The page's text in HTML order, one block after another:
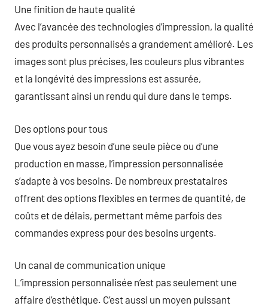
Une finition de haute qualité
Avec l’avancée des technologies d’impression, la qualité
des produits personnalisés a grandement amélioré. Les
images sont plus précises, les couleurs plus vibrantes
et la longévité des impressions est assurée,
garantissant ainsi un rendu qui dure dans le temps.
Des options pour tous
Que vous ayez besoin d’une seule pièce ou d’une
production en masse, l’impression personnalisée
s’adapte à vos besoins. De nombreux prestataires
offrent des options flexibles en termes de quantité, de
coûts et de délais, permettant même parfois des
commandes express pour des besoins urgents.
Un canal de communication unique
L’impression personnalisée n’est pas seulement une
affaire d’esthétique. C’est aussi un moyen puissant